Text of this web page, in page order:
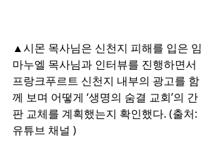
▲시몬 목사님은 신천지 피해를 입은 임
마누엘 목사님과 인터뷰를 진행하면서
프랑크푸르트 신천지 내부의 광고를 함
께 보며 어떻게 ‘생명의 숨결 교회’의 간
판 교체를 계획했는지 확인했다. (출처:
유튜브 채널 )